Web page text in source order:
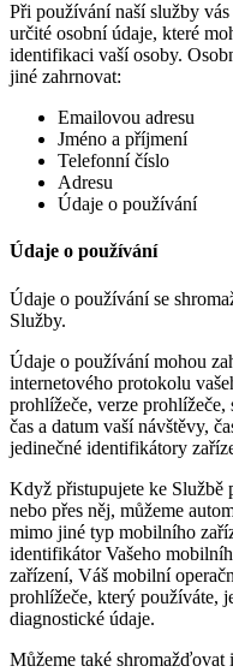
Při používání naší služby
určité osobní údaje, které
identifikaci vaší osoby.
jiné zahrnovat:
Emailovou adresu
Jméno a příjmení
Telefonní číslo
Adresu
Údaje o používání
Údaje o používání
Údaje o používání se
Služby.
Údaje o používání mohou
internetového protokolu
prohlížeče, verze
čas a datum vaší návštěvy,
jedinečné identifikátory
Když přistupujete ke Službě
nebo přes něj, můžeme
mimo jiné typ mobilního
identifikátor Vašeho
zařízení, Váš mobilní
prohlížeče, který používáte,
diagnostické údaje.
Můžeme také shromažďovat